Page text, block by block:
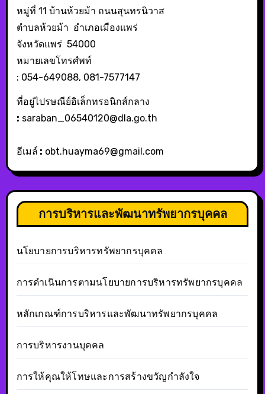
หมู่ที่ 11 บ้านห้วยม้า ถนนสุนทรนิวาส
ตำบลห้วยม้า อำเภอเมืองแพร่
จังหวัดแพร่ 54000
หมายเลขโทรศํพท์
: 054-649088, 081-7577147
ที่อยู่ไปรษณีย์อิเล็กทรอนิกส์กลาง
: saraban_06540120@dla.go.th
อีเมล์ : obt.huayma69@gmail.com
การบริหารและพัฒนาทรัพยากรบุคคล
นโยบายการบริหารทรัพยากรบุคคล
การดำเนินการตามนโยบายการบริหารทรัพยากรบุคคล
หลักเกณฑ์การบริหารและพัฒนาทรัพยากรบุคคล
การบริหารงานบุคคล
การให้คุณให้โทษและการสร้างขวัญกำลังใจ